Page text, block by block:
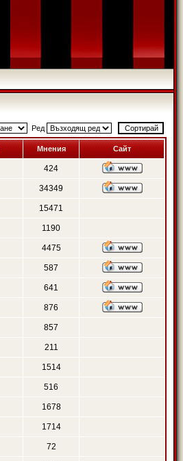
Ред
Мнения Сайт
424
34349
15471
1190
4475
587
641
876
857
211
1514
516
1678
1714
72